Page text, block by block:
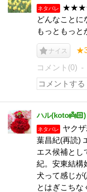
ネタバレ
どんなことに
もっともっと
ナイス
コメント(0)
ハル(koto👼🏻‎)
ネタバレ
ヤク
葉昌紀(再読)
エス候補とし
紀。安東結構
犬って感じが
とはぎこちな